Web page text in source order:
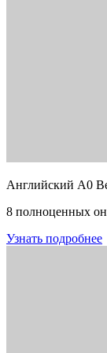
Английский A0
8 полноценных
Узнать подробнее